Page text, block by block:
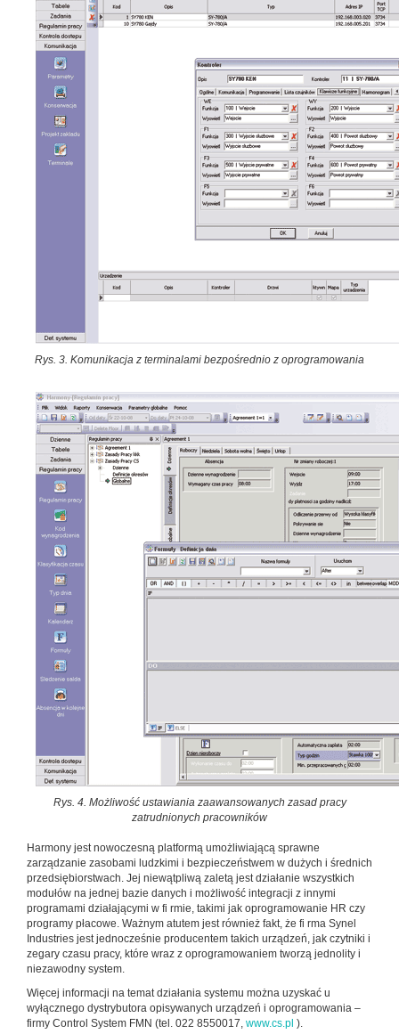
Rys. 3. Komunikacja z terminalami bezpośrednio z oprogramowania
Rys. 4. Możliwość ustawiania zaawansowanych zasad pracy
zatrudnionych pracowników
Harmony jest nowoczesną platformą umożliwiającą sprawne
zarządzanie zasobami ludzkimi i bezpieczeństwem w dużych i średnich
przedsiębiorstwach. Jej niewątpliwą zaletą jest działanie wszystkich
modułów na jednej bazie danych i możliwość integracji z innymi
programami działającymi w fi rmie, takimi jak oprogramowanie HR czy
programy płacowe. Ważnym atutem jest również fakt, że fi rma Synel
Industries jest jednocześnie producentem takich urządzeń, jak czytniki i
zegary czasu pracy, które wraz z oprogramowaniem tworzą jednolity i
niezawodny system.
Więcej informacji na temat działania systemu można uzyskać u
wyłącznego dystrybutora opisywanych urządzeń i oprogramowania –
firmy Control System FMN (tel. 022 8550017, www.cs.pl ).